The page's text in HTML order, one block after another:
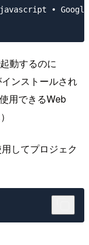
• Google
動するのに
ンストールされ
用できるWeb
してプロジェク